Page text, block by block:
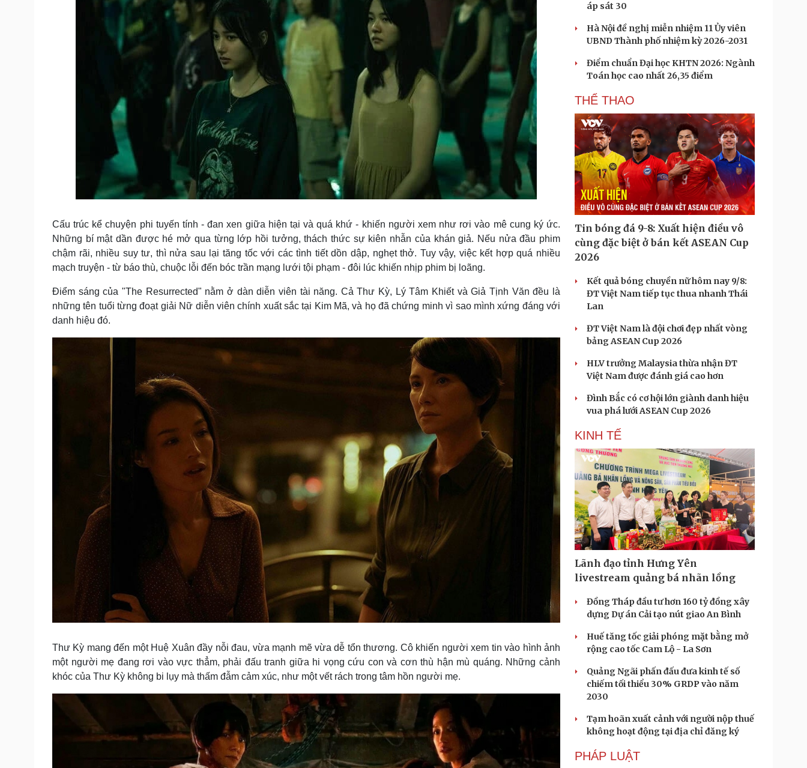
Cấu trúc kể chuyện phi tuyến tính - đan xen giữa hiện tại và quá khứ - khiến người xem như rơi vào mê cung ký ức.
Những bí mật dần được hé mở qua từng lớp hồi tưởng, thách thức sự kiên nhẫn của khán giả. Nếu nửa đầu phim
chậm rãi, nhiều suy tư, thì nửa sau lại tăng tốc với các tình tiết dồn dập, nghẹt thở. Tuy vậy, việc kết hợp quá nhiều
mạch truyện - từ báo thù, chuộc lỗi đến bóc trần mạng lưới tội phạm - đôi lúc khiến nhịp phim bị loãng.
Điểm sáng của "The Resurrected" nằm ở dàn diễn viên tài năng. Cả Thư Kỳ, Lý Tâm Khiết và Giả Tịnh Văn đều là
những tên tuổi từng đoạt giải Nữ diễn viên chính xuất sắc tại Kim Mã, và họ đã chứng minh vì sao mình xứng đáng với
danh hiệu đó.
Thư Kỳ mang đến một Huệ Xuân đầy nỗi đau, vừa mạnh mẽ vừa dễ tổn thương. Cô khiến người xem tin vào hình ảnh
một người mẹ đang rơi vào vực thẳm, phải đấu tranh giữa hi vọng cứu con và cơn thù hận mù quáng. Những cảnh
khóc của Thư Kỳ không bi lụy mà thấm đẫm cảm xúc, như một vết rách trong tâm hồn người mẹ.
áp sát 30
Hà Nội đề nghị miễn nhiệm 11 Ủy viên
UBND Thành phố nhiệm kỳ 2026-2031
Điểm chuẩn Đại học KHTN 2026: Ngành
Toán học cao nhất 26,35 điểm
THỂ THAO
Tin bóng đá 9-8: Xuất hiện điều vô
cùng đặc biệt ở bán kết ASEAN Cup
2026
Kết quả bóng chuyền nữ hôm nay 9/8:
ĐT Việt Nam tiếp tục thua nhanh Thái
Lan
ĐT Việt Nam là đội chơi đẹp nhất vòng
bảng ASEAN Cup 2026
HLV trưởng Malaysia thừa nhận ĐT
Việt Nam được đánh giá cao hơn
Đình Bắc có cơ hội lớn giành danh hiệu
vua phá lưới ASEAN Cup 2026
KINH TẾ
Lãnh đạo tỉnh Hưng Yên
livestream quảng bá nhãn lồng
Đồng Tháp đầu tư hơn 160 tỷ đồng xây
dựng Dự án Cải tạo nút giao An Bình
Huế tăng tốc giải phóng mặt bằng mở
rộng cao tốc Cam Lộ - La Sơn
Quảng Ngãi phấn đấu đưa kinh tế số
chiếm tối thiểu 30% GRDP vào năm
2030
Tạm hoãn xuất cảnh với người nộp thuế
không hoạt động tại địa chỉ đăng ký
PHÁP LUẬT